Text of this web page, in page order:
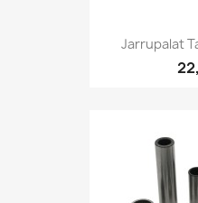
Jarrupalat